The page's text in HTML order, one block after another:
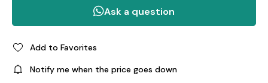
Add to Favorites
Notify me when the price goes down